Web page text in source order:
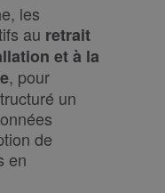
les
au retrait
et à la
, pour
un
de
en